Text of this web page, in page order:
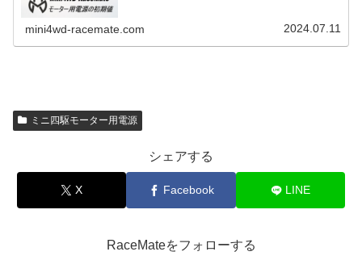
mini4wd-racemate.com 2024.07.11
ミニ四駆モーター用電源
シェアする
X Facebook LINE
RaceMateをフォローする